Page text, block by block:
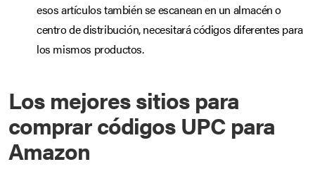
esos artículos también se escanean en un almacén o
centro de distribución, necesitará códigos diferentes para
los mismos productos.
Los mejores sitios para
comprar códigos UPC para
Amazon